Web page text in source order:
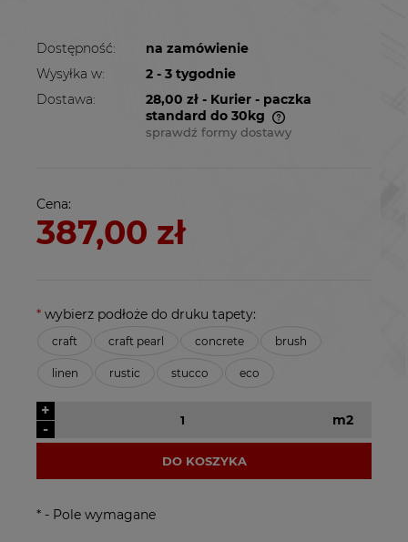
Dostępność:
na zamówienie
Wysyłka w:
2 - 3 tygodnie
Dostawa:
28,00 zł - Kurier - paczka
standard do 30kg
Cena nie zawiera ewentualnych kosztów
sprawdź formy dostawy
Cena:
387,00 zł
* wybierz podłoże do druku tapety:
craft craft pearl concrete brush
linen rustic stucco eco
-
+
m2
DO KOSZYKA
* - Pole wymagane